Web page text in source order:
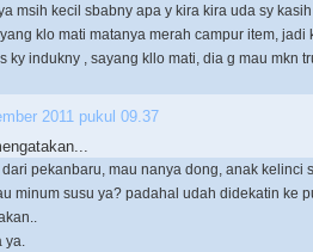
msih kecil sbabny apa y kira kira uda sy
klo mati matanya merah campur item, jadi
ky indukny , sayang kllo mati, dia g mau mkn
2011 pukul 09.37
dari pekanbaru, mau nanya dong, anak kelinci
minum susu ya? padahal udah didekatin ke
ya.